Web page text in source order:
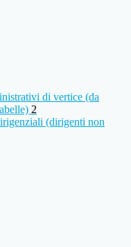
di vertice (da
2
(dirigenti non